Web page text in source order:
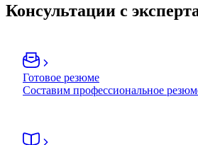
Консультации с
Готовое резюме
Составим профессиональное